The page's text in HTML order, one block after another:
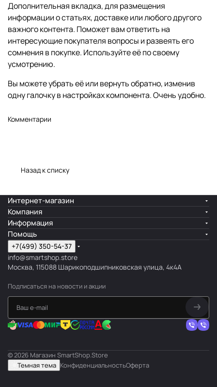
Дополнительная вкладка, для размещения
информации о статьях, доставке или любого другого
важного контента. Поможет вам ответить на
интересующие покупателя вопросы и развеять его
сомнения в покупке. Используйте её по своему
усмотрению.
Вы можете убрать её или вернуть обратно, изменив
одну галочку в настройках компонента. Очень удобно.
Комментарии
Назад к списку
Интернет-магазин
Компания
Информация
Помощь
+7(499) 350-54-37
info@smartshop.store
Москва, 115088 Шарикоподшипниковская улица, 4к4А
Подписаться на новости и акции
© 2026 Магазин SmartShop.Store
Темная тема КонфиденциальностьОферта